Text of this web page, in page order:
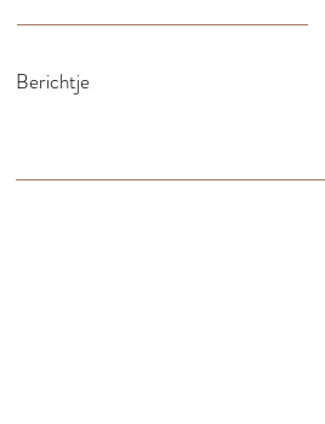
Berichtje